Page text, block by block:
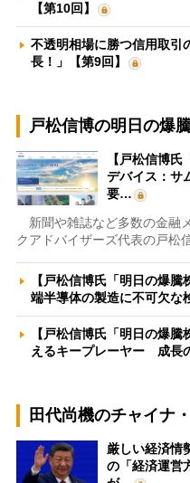
【第10回】
不透明相場に勝つ信用取
長！」【第9回】
戸松信博の明日の爆
【戸松信博
デバイス：サ
要…
新聞や雑誌など多数の金融
クアドバイザーズ代表の戸松
【戸松信博氏「明日の爆
端半導体の製造に不可欠な
【戸松信博氏「明日の爆
えるキープレーヤー 成長
田代尚機のチャイナ
厳しい経済情
の「経済運営